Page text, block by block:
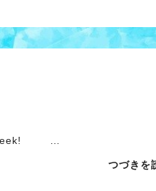
Week! …
つづきを